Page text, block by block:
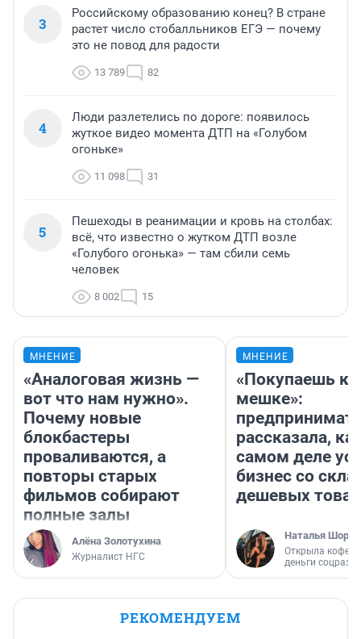
3
Российскому образованию конец? В стране
растет число стобалльников ЕГЭ — почему
это не повод для радости
13 789 82
4
Люди разлетелись по дороге: появилось
жуткое видео момента ДТП на «Голубом
огоньке»
11 098 31
5
Пешеходы в реанимации и кровь на столбах:
всё, что известно о жутком ДТП возле
«Голубого огонька» — там сбили семь
человек
8 002 15
МНЕНИЕ
«Аналоговая жизнь —
вот что нам нужно».
Почему новые
блокбастеры
проваливаются, а
повторы старых
фильмов собирают
полные залы
Алёна Золотухина
Журналист НГС
МНЕНИЕ
«Покупаешь
мешке»:
рассказала,
самом деле
бизнес со
дешевых
Наталья
Открыла
деньги
РЕКОМЕНДУЕМ